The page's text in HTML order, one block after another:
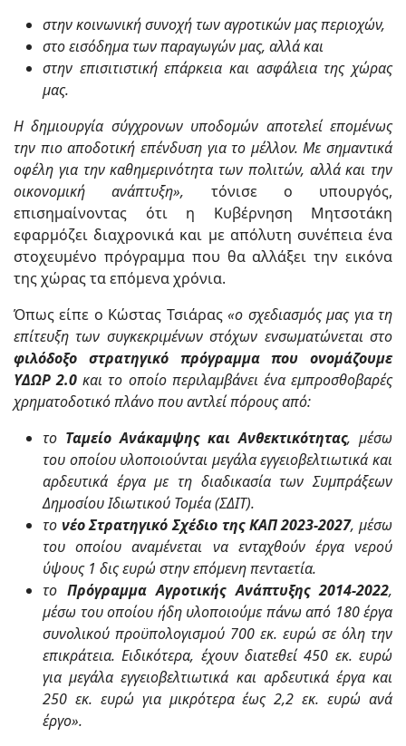
στην κοινωνική συνοχή των αγροτικών μας περιοχών,
στο εισόδημα των παραγωγών μας, αλλά και
στην επισιτιστική επάρκεια και ασφάλεια της χώρας
μας.
Η δημιουργία σύγχρονων υποδομών αποτελεί επομένως
την πιο αποδοτική επένδυση για το μέλλον. Με σημαντικά
οφέλη για την καθημερινότητα των πολιτών, αλλά και την
οικονομική ανάπτυξη», τόνισε ο υπουργός,
επισημαίνοντας ότι η Κυβέρνηση Μητσοτάκη
εφαρμόζει διαχρονικά και με απόλυτη συνέπεια ένα
στοχευμένο πρόγραμμα που θα αλλάξει την εικόνα
της χώρας τα επόμενα χρόνια.
Όπως είπε ο Κώστας Τσιάρας«ο σχεδιασμός μας για τη
επίτευξη των συγκεκριμένων στόχων ενσωματώνεται στο
φιλόδοξο στρατηγικό πρόγραμμα που ονομάζουμε
ΥΔΩΡ 2.0 και το οποίο περιλαμβάνει ένα εμπροσθοβαρές
χρηματοδοτικό πλάνο που αντλεί πόρους από:
το Ταμείο Ανάκαμψης και Ανθεκτικότητας, μέσω
του οποίου υλοποιούνται μεγάλα εγγειοβελτιωτικά και
αρδευτικά έργα με τη διαδικασία των Συμπράξεων
Δημοσίου Ιδιωτικού Τομέα (ΣΔΙΤ).
το νέο Στρατηγικό Σχέδιο της ΚΑΠ 2023-2027, μέσω
του οποίου αναμένεται να ενταχθούν έργα νερού
ύψους 1 δις ευρώ στην επόμενη πενταετία.
το Πρόγραμμα Αγροτικής Ανάπτυξης 2014-2022,
μέσω του οποίου ήδη υλοποιούμε πάνω από 180 έργα
συνολικού προϋπολογισμού 700 εκ. ευρώ σε όλη την
επικράτεια. Ειδικότερα, έχουν διατεθεί 450 εκ. ευρώ
για μεγάλα εγγειοβελτιωτικά και αρδευτικά έργα και
250 εκ. ευρώ για μικρότερα έως 2,2 εκ. ευρώ ανά
έργο».